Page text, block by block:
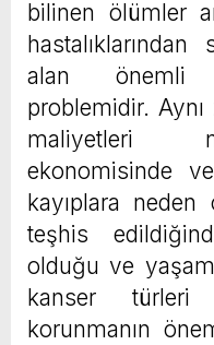
bilinen ölümler
alan
problemidir.
maliyetleri
ekonomisinde
kayıplara neden
teşhis
olduğu ve yaşam
kanser türleri
korunmanın